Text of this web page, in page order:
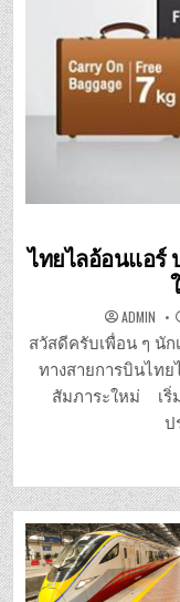
ไทยไลอ้อนแอร์
ADMIN
สวัสดีครับเพื่อน ๆ นั
ทางสายการบินไท
สัมภาระใหม่ เริ่
ป